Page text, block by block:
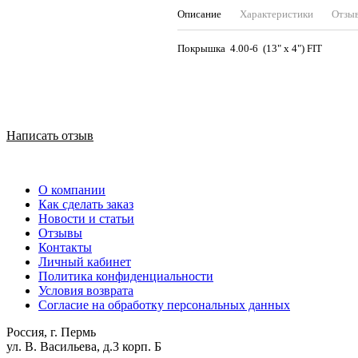
Описание Характеристики
Покрышка 4.00-6 (13" х 4") FIT
Написать отзыв
О компании
Как сделать заказ
Новости и статьи
Отзывы
Контакты
Личный кабинет
Политика конфиденциальности
Условия возврата
Согласие на обработку персональных данных
Россия, г. Пермь
ул. В. Васильева, д.3 корп. Б